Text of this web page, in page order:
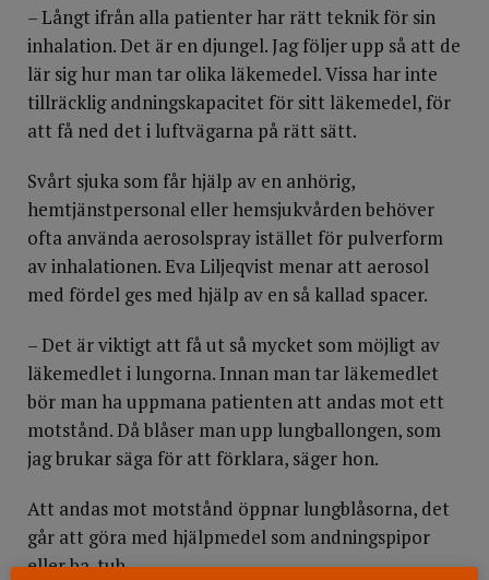
– Långt ifrån alla patienter har rätt teknik för sin
inhalation. Det är en djungel. Jag följer upp så att de
lär sig hur man tar olika läkemedel. Vissa har inte
tillräcklig andningskapacitet för sitt läkemedel, för
att få ned det i luftvägarna på rätt sätt.
Svårt sjuka som får hjälp av en anhörig,
hemtjänstpersonal eller hemsjukvården behöver
ofta använda aerosolspray istället för pulverform
av inhalationen. Eva Liljeqvist menar att aerosol
med fördel ges med hjälp av en så kallad spacer.
– Det är viktigt att få ut så mycket som möjligt av
läkemedlet i lungorna. Innan man tar läkemedlet
bör man ha uppmana patienten att andas mot ett
motstånd. Då blåser man upp lungballongen, som
jag brukar säga för att förklara, säger hon.
Att andas mot motstånd öppnar lungblåsorna, det
går att göra med hjälpmedel som andningspipor
eller ba-tub.